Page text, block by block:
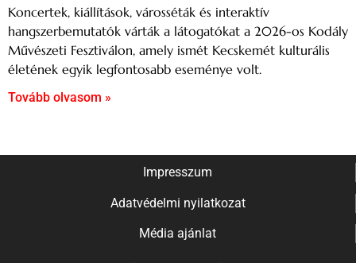
Koncertek, kiállítások, városséták és interaktív
hangszerbemutatók várták a látogatókat a 2026-os Kodály
Művészeti Fesztiválon, amely ismét Kecskemét kulturális
életének egyik legfontosabb eseménye volt.
Tovább olvasom »
Impresszum
Adatvédelmi nyilatkozat
Média ajánlat